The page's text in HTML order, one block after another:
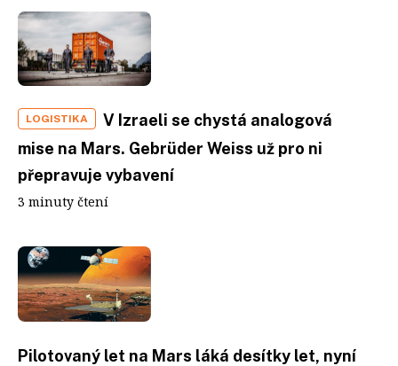
LOGISTIKA
V Izraeli se chystá analogová
mise na Mars. Gebrüder Weiss už pro ni
přepravuje vybavení
3 minuty čtení
Pilotovaný let na Mars láká desítky let, nyní